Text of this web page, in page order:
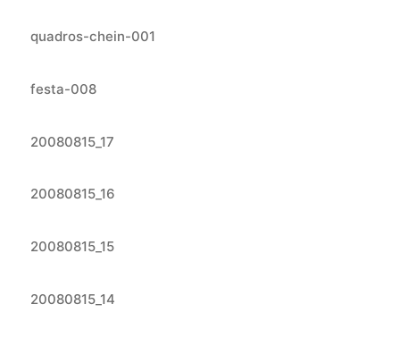
quadros-chein-001
festa-008
20080815_17
20080815_16
20080815_15
20080815_14